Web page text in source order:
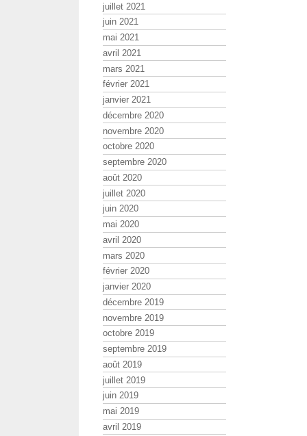
juillet 2021
juin 2021
mai 2021
avril 2021
mars 2021
février 2021
janvier 2021
décembre 2020
novembre 2020
octobre 2020
septembre 2020
août 2020
juillet 2020
juin 2020
mai 2020
avril 2020
mars 2020
février 2020
janvier 2020
décembre 2019
novembre 2019
octobre 2019
septembre 2019
août 2019
juillet 2019
juin 2019
mai 2019
avril 2019